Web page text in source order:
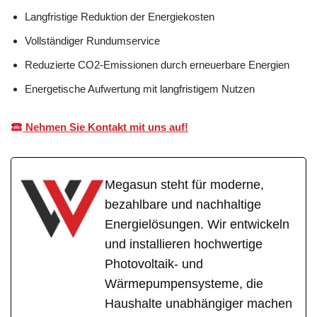
Langfristige Reduktion der Energiekosten
Vollständiger Rundumservice
Reduzierte CO2-Emissionen durch erneuerbare Energien
Energetische Aufwertung mit langfristigem Nutzen
Nehmen Sie Kontakt mit uns auf!
Megasun steht für moderne,
bezahlbare und nachhaltige
Energielösungen. Wir entwickeln
und installieren hochwertige
Photovoltaik- und
Wärmepumpensysteme, die
Haushalte unabhängiger machen